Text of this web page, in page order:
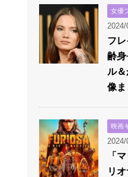
女優
2024/
フ
齢
ル
像
映画
2024/
「
リ